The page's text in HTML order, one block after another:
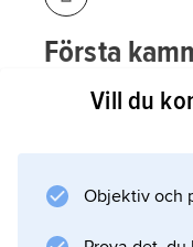
Första
parti,
Första
sammanslogs.
Vill du
Objektiv och